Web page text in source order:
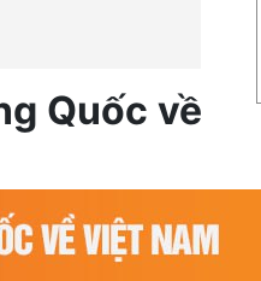
Quốc về